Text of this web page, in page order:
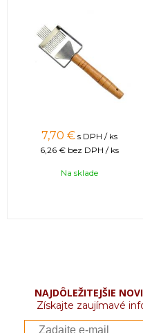
7,70 € s DPH / ks
6,26 € bez DPH / ks
Na sklade
NAJDÔLEŽITEJŠIE
Získajte zaujímavé